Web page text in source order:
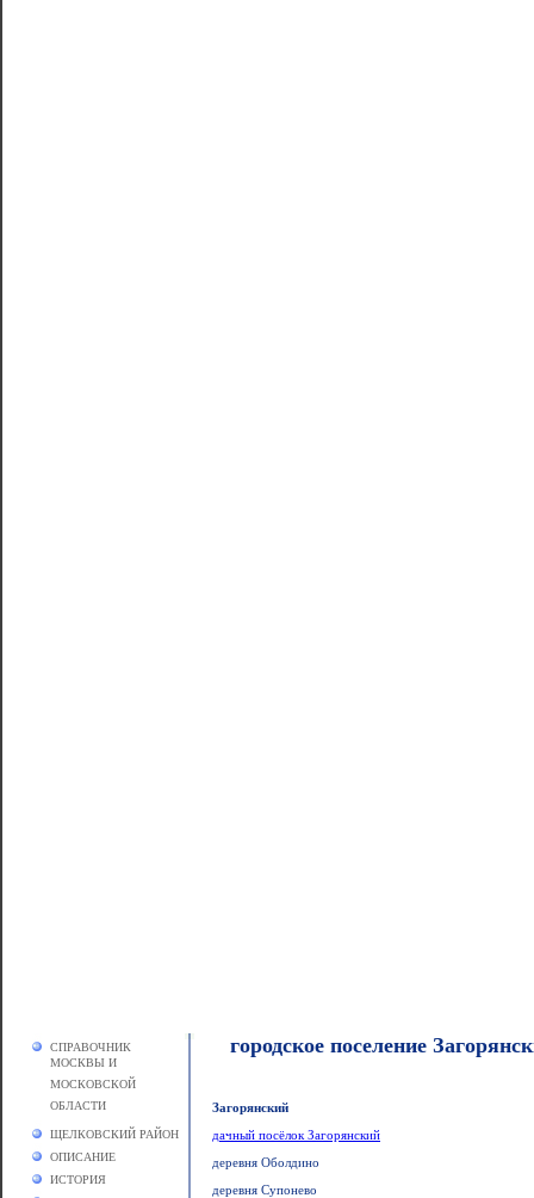
СПРАВОЧНИК
МОСКВЫ И
МОСКОВСКОЙ
ОБЛАСТИ
ЩЕЛКОВСКИЙ РАЙОН
ОПИСАНИЕ
ИСТОРИЯ
городское поселение
Загорянский
дачный посёлок Загорянский
деревня Оболдино
деревня Супонево